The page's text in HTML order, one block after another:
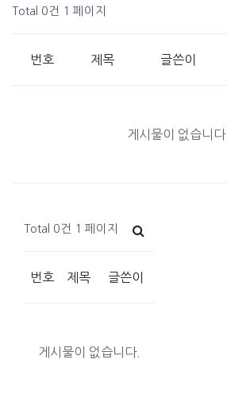
Total 0건 1 페이지
번호 제목 글쓴이
게시물이 없습니다.
Total 0건 1 페이지
번호 제목 글쓴이
게시물이 없습니다.